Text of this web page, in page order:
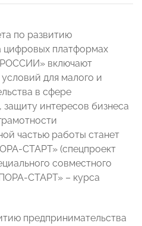
по развитию
цифровых платформах
включают
для малого и
в сфере
интересов бизнеса
частью работы станет
СТАРТ» (спецпроект
совместного
СТАРТ» – курса
предпринимательства